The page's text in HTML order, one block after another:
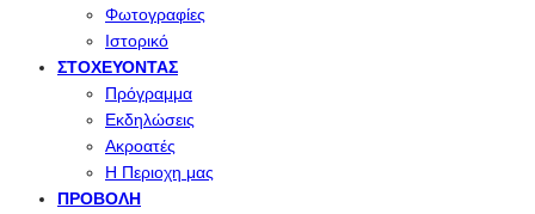
Φωτογραφίες
Ιστορικό
ΣΤΟΧΕΎΟΝΤΑΣ
Πρόγραμμα
Εκδηλώσεις
Ακροατές
Η Περιοχη μας
ΠΡΟΒΟΛΉ